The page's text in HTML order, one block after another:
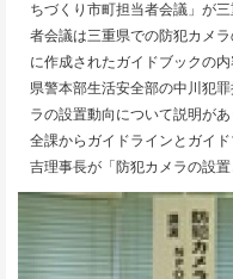
ちづくり市町担当者会議」が
者会議は三重県での防犯カメ
に作成されたガイドブックの
県警本部生活安全部の中川犯
ラの設置動向について説明が
全課からガイドラインとガイ
吉理事長が「防犯カメラの設